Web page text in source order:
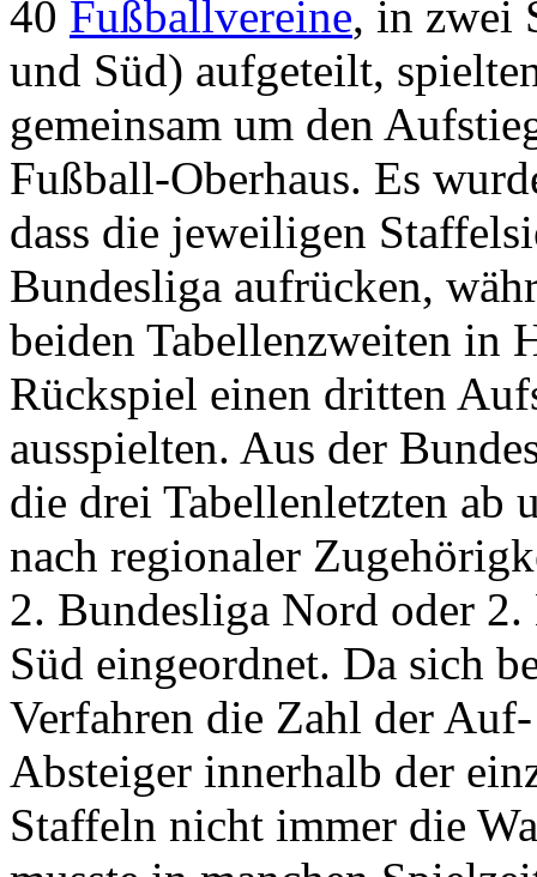
40 Fußballvereine, in zwei
und Süd) aufgeteilt,
gemeinsam um den
Fußball-Oberhaus. Es
dass die jeweiligen
Bundesliga aufrücken,
beiden Tabellenzweiten in
Rückspiel einen dritten
ausspielten. Aus der
die drei Tabellenletzten ab
nach regionaler
2. Bundesliga Nord oder 2.
Süd eingeordnet. Da sich
Verfahren die Zahl der
Absteiger innerhalb der
Staffeln nicht immer die